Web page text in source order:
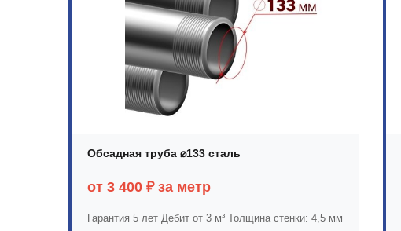
Обсадная труба ⌀133 сталь
от 3 400 ₽ за метр
Гарантия 5 лет Дебит от 3 м³ Толщина стенки: 4,5 мм